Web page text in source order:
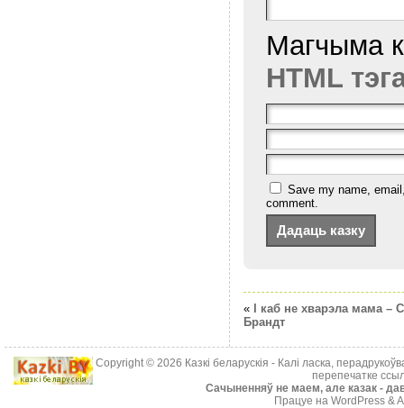
Магчыма
HTML
Save my name,
comment.
«
I каб не хварэла мама –
Брандт
Copyright © 2026 Казкі беларускія - Калі ласка,
перепечатке
Cачыненняў не маем, але казак -
Працуе на WordPress &